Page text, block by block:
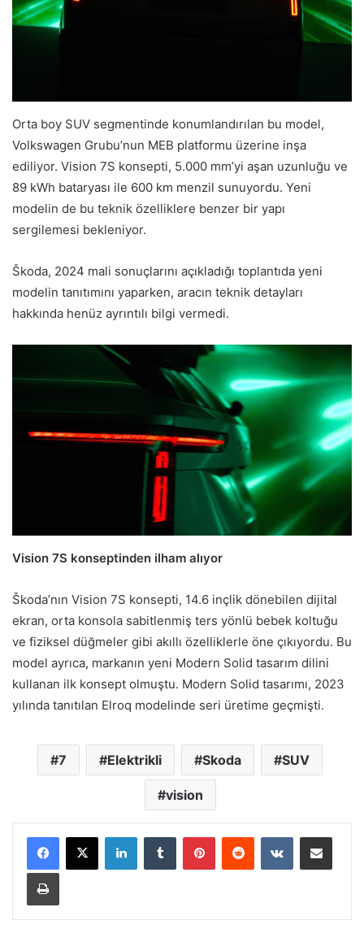
Orta boy SUV segmentinde konumlandırılan bu model,
Volkswagen Grubu’nun MEB platformu üzerine inşa
ediliyor. Vision 7S konsepti, 5.000 mm’yi aşan uzunluğu ve
89 kWh bataryası ile 600 km menzil sunuyordu. Yeni
modelin de bu teknik özelliklere benzer bir yapı
sergilemesi bekleniyor.
Škoda, 2024 mali sonuçlarını açıkladığı toplantıda yeni
modelin tanıtımını yaparken, aracın teknik detayları
hakkında henüz ayrıntılı bilgi vermedi.
Vision 7S konseptinden ilham alıyor
Škoda’nın Vision 7S konsepti, 14.6 inçlik dönebilen dijital
ekran, orta konsola sabitlenmiş ters yönlü bebek koltuğu
ve fiziksel düğmeler gibi akıllı özelliklerle öne çıkıyordu. Bu
model ayrıca, markanın yeni Modern Solid tasarım dilini
kullanan ilk konsept olmuştu. Modern Solid tasarımı, 2023
yılında tanıtılan Elroq modelinde seri üretime geçmişti.
7 Elektrikli Skoda SUV
vision
LinkedInTumblr PinterestReddit VKontakteE-Posta ile paylaş
Yazdır